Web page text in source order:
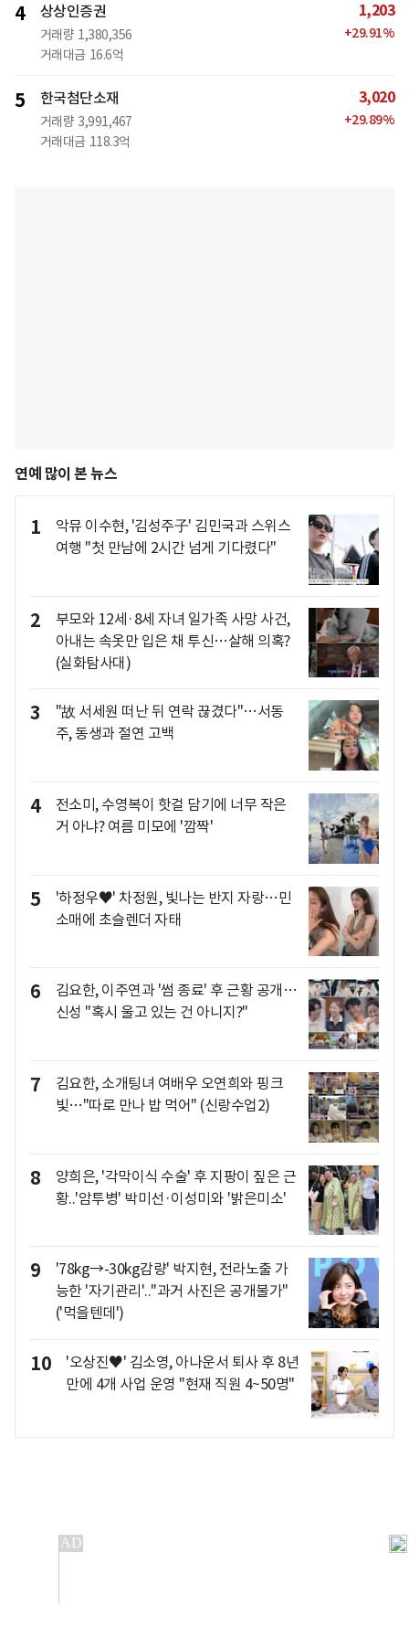
4 상상인증권
거래량 1,380,356
거래대금 16.6억
1,203
+29.91%
5 한국첨단소재
거래량 3,991,467
거래대금 118.3억
3,020
+29.89%
연예 많이 본 뉴스
1
악뮤 이수현, '김성주子' 김민국과 스위스
여행 "첫 만남에 2시간 넘게 기다렸다"
2
부모와 12세·8세 자녀 일가족 사망 사건,
아내는 속옷만 입은 채 투신…살해 의혹?
(실화탐사대)
3
"故 서세원 떠난 뒤 연락 끊겼다"…서동
주, 동생과 절연 고백
4
전소미, 수영복이 핫걸 담기에 너무 작은
거 아냐? 여름 미모에 '깜짝'
5
'하정우♥' 차정원, 빛나는 반지 자랑…민
소매에 초슬렌더 자태
6
김요한, 이주연과 '썸 종료' 후 근황 공개…
신성 "혹시 울고 있는 건 아니지?"
7
김요한, 소개팅녀 여배우 오연희와 핑크
빛…"따로 만나 밥 먹어" (신랑수업2)
8
양희은, '각막이식 수술' 후 지팡이 짚은 근
황..'암투병' 박미선·이성미와 '밝은미소'
9
'78kg→-30kg감량' 박지현, 전라노출 가
능한 '자기관리'.."과거 사진은 공개불가"
('먹을텐데')
10
'오상진♥' 김소영, 아나운서 퇴사 후 8년
만에 4개 사업 운영 "현재 직원 4~50명"